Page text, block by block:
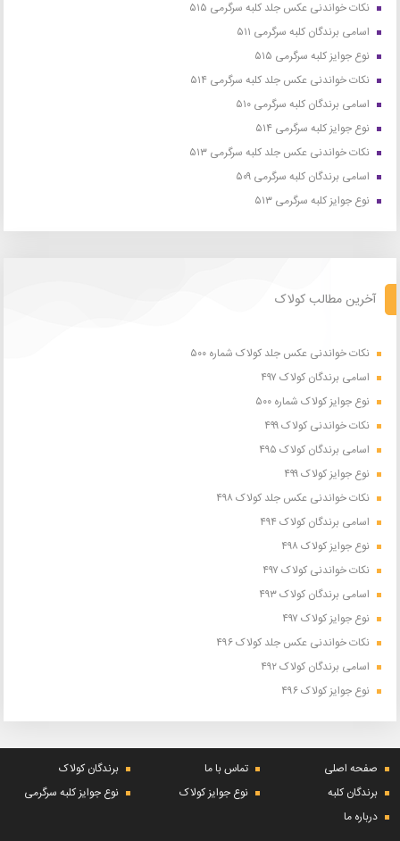
نکات خواندنی عکس جلد کلبه سرگرمی ۵۱۵
اسامی برندگان کلبه سرگرمی ۵۱۱
نوع جوایز کلبه سرگرمی ۵۱۵
نکات خواندنی عکس جلد کلبه سرگرمی ۵۱۴
اسامی برندگان کلبه سرگرمی ۵۱۰
نوع جوایز کلبه سرگرمی ۵۱۴
نکات خواندنی عکس جلد کلبه سرگرمی ۵۱۳
اسامی برندگان کلبه سرگرمی ۵۰۹
نوع جوایز کلبه سرگرمی ۵۱۳
آخرین مطالب کولاک
نکات خواندنی عکس جلد کولاک شماره ۵۰۰
اسامی برندگان کولاک ۴۹۷
نوع جوایز کولاک شماره ۵۰۰
نکات خواندنی کولاک ۴۹۹
اسامی برندگان کولاک ۴۹۵
نوع جوایز کولاک ۴۹۹
نکات خواندنی عکس جلد کولاک ۴۹۸
اسامی برندگان کولاک ۴۹۴
نوع جوایز کولاک ۴۹۸
نکات خواندنی کولاک ۴۹۷
اسامی برندگان کولاک ۴۹۳
نوع جوایز کولاک ۴۹۷
نکات خواندنی عکس جلد کولاک ۴۹۶
اسامی برندگان کولاک ۴۹۲
نوع جوایز کولاک ۴۹۶
صفحه اصلی تماس با ما
برندگان کولاک
برندگان کلبه
نوع جوایز کولاک
نوع جوایز کلبه سرگرمی
درباره ما